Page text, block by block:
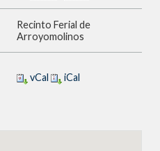
Recinto Ferial de
Arroyomolinos
vCal iCal